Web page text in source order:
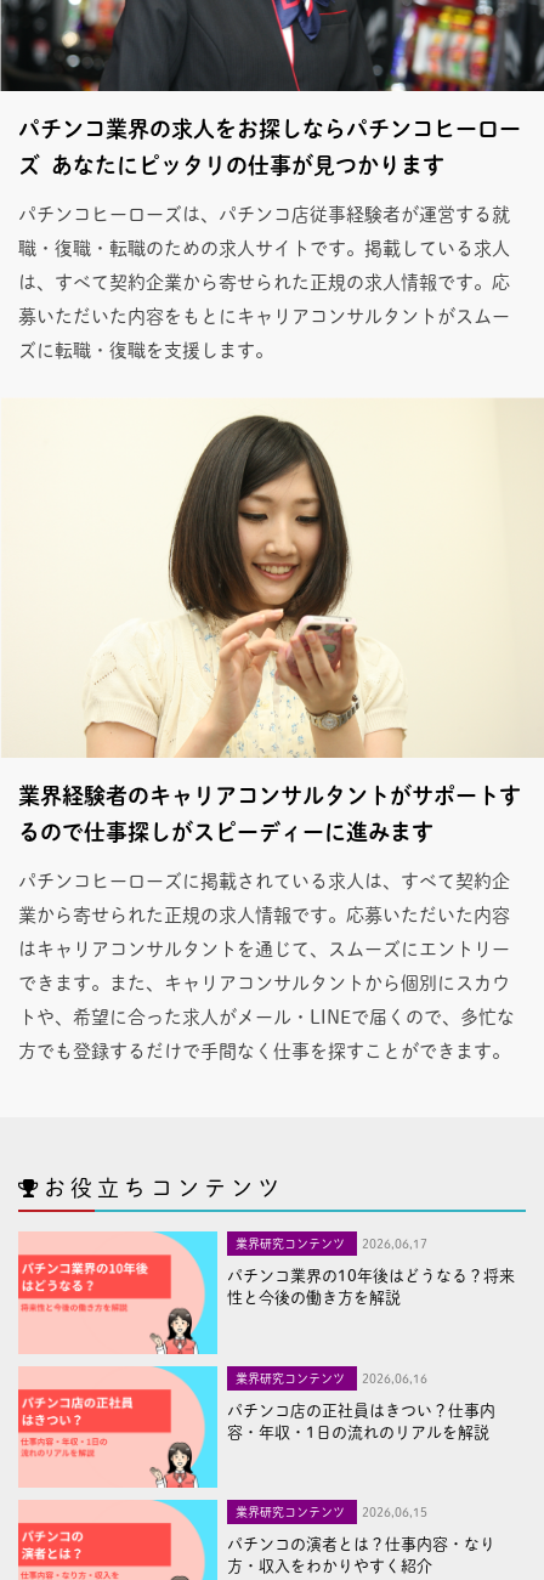
パチンコ業界の求人をお探しならパチンコヒーロー
ズ あなたにピッタリの仕事が見つかります
パチンコヒーローズは、パチンコ店従事経験者が運営する就
職・復職・転職のための求人サイトです。掲載している求人
は、すべて契約企業から寄せられた正規の求人情報です。応
募いただいた内容をもとにキャリアコンサルタントがスムー
ズに転職・復職を支援します。
業界経験者のキャリアコンサルタントがサポートす
るので仕事探しがスピーディーに進みます
パチンコヒーローズに掲載されている求人は、すべて契約企
業から寄せられた正規の求人情報です。応募いただいた内容
はキャリアコンサルタントを通じて、スムーズにエントリー
できます。また、キャリアコンサルタントから個別にスカウ
トや、希望に合った求人がメール・LINEで届くので、多忙な
方でも登録するだけで手間なく仕事を探すことができます。
お役立ちコンテンツ
業界研究コンテンツ 2026,06,17
パチンコ業界の10年後はどうなる？将来
性と今後の働き方を解説
業界研究コンテンツ 2026,06,16
パチンコ店の正社員はきつい？仕事内
容・年収・1日の流れのリアルを解説
業界研究コンテンツ 2026,06,15
パチンコの演者とは？仕事内容・なり
方・収入をわかりやすく紹介